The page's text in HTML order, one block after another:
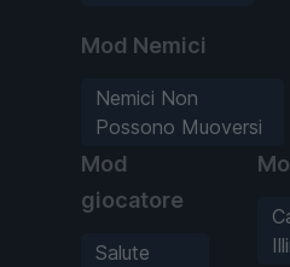
Mod Nemici
Nemici Non
Possono Muoversi
Mod
giocatore
Salute